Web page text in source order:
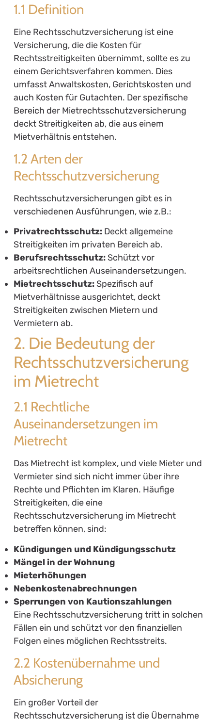
1.1 Definition
Eine Rechtsschutzversicherung ist eine
Versicherung, die die Kosten für
Rechtsstreitigkeiten übernimmt, sollte es zu
einem Gerichtsverfahren kommen. Dies
umfasst Anwaltskosten, Gerichtskosten und
auch Kosten für Gutachten. Der spezifische
Bereich der Mietrechtsschutzversicherung
deckt Streitigkeiten ab, die aus einem
Mietverhältnis entstehen.
1.2 Arten der
Rechtsschutzversicherung
Rechtsschutzversicherungen gibt es in
verschiedenen Ausführungen, wie z.B.:
Privatrechtsschutz:Deckt allgemeine
Streitigkeiten im privaten Bereich ab.
Berufsrechtsschutz:Schützt vor
arbeitsrechtlichen Auseinandersetzungen.
Mietrechtsschutz:Spezifisch auf
Mietverhältnisse ausgerichtet, deckt
Streitigkeiten zwischen Mietern und
Vermietern ab.
2. Die Bedeutung der
Rechtsschutzversicherung
im Mietrecht
2.1 Rechtliche
Auseinandersetzungen im
Mietrecht
Das Mietrecht ist komplex, und viele Mieter und
Vermieter sind sich nicht immer über ihre
Rechte und Pflichten im Klaren. Häufige
Streitigkeiten, die eine
Rechtsschutzversicherung im Mietrecht
betreffen können, sind:
Kündigungen und Kündigungsschutz
Mängel in der Wohnung
Mieterhöhungen
Nebenkostenabrechnungen
Sperrungen von Kautionszahlungen
Eine Rechtsschutzversicherung tritt in solchen
Fällen ein und schützt vor den finanziellen
Folgen eines möglichen Rechtsstreits.
2.2 Kostenübernahme und
Absicherung
Ein großer Vorteil der
Rechtsschutzversicherung ist die Übernahme